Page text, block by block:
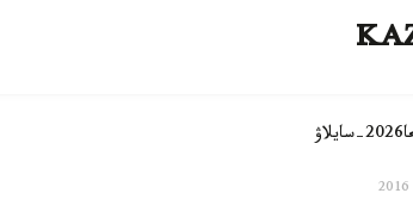
2026-سايلاۋ